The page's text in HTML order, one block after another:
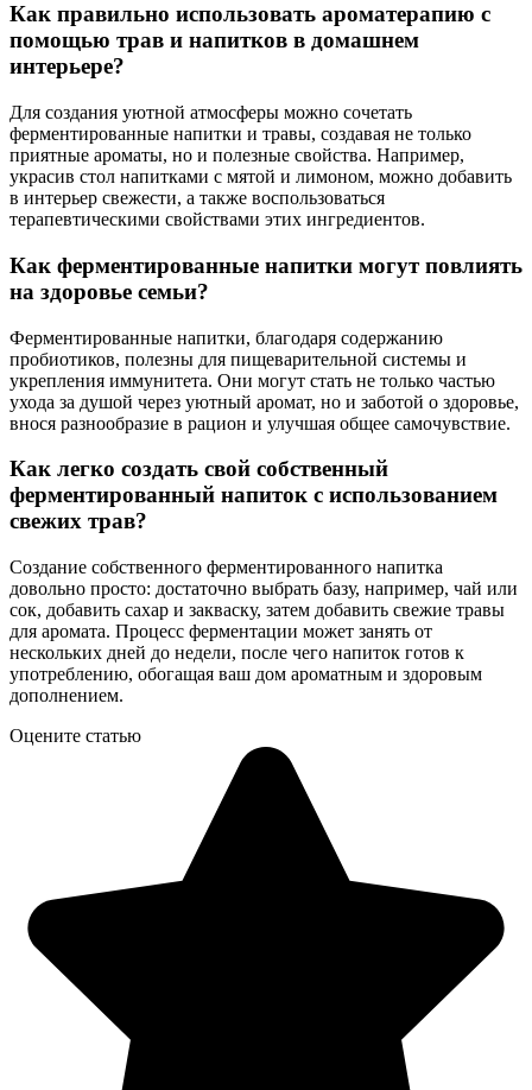
Как правильно использовать ароматерапию с
помощью трав и напитков в домашнем
интерьере?
Для создания уютной атмосферы можно сочетать
ферментированные напитки и травы, создавая не только
приятные ароматы, но и полезные свойства. Например,
украсив стол напитками с мятой и лимоном, можно добавить
в интерьер свежести, а также воспользоваться
терапевтическими свойствами этих ингредиентов.
Как ферментированные напитки могут повлиять
на здоровье семьи?
Ферментированные напитки, благодаря содержанию
пробиотиков, полезны для пищеварительной системы и
укрепления иммунитета. Они могут стать не только частью
ухода за душой через уютный аромат, но и заботой о здоровье,
внося разнообразие в рацион и улучшая общее самочувствие.
Как легко создать свой собственный
ферментированный напиток с использованием
свежих трав?
Создание собственного ферментированного напитка
довольно просто: достаточно выбрать базу, например, чай или
сок, добавить сахар и закваску, затем добавить свежие травы
для аромата. Процесс ферментации может занять от
нескольких дней до недели, после чего напиток готов к
употреблению, обогащая ваш дом ароматным и здоровым
дополнением.
Оцените статью